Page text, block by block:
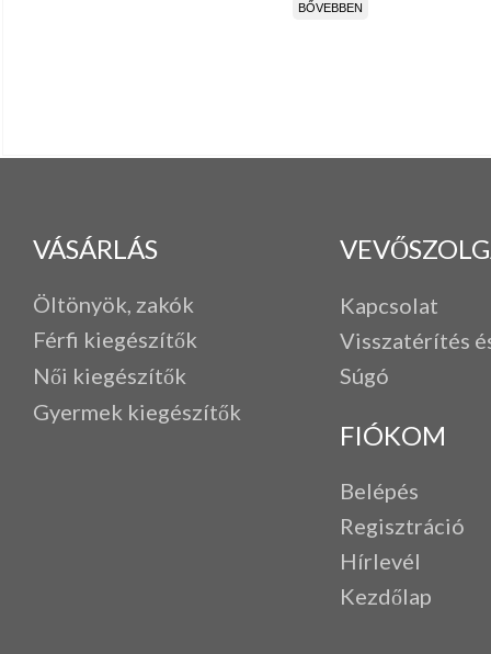
BŐVEBBEN
VÁSÁRLÁS
Öltönyök, zakók
Férfi kiegészítők
Női kiegészítők
Gyermek kiegészítők
Kapcsolat
Visszatérítés
Súgó
FIÓKOM
Belépés
Regisztráció
Hírlevél
Kezdőlap